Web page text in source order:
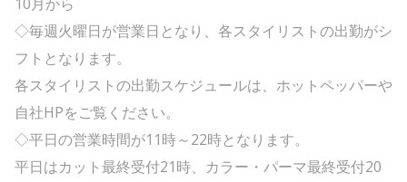
◇毎週火曜日が営業日となり、各スタイリストの出勤がシ
フトとなります。
各スタイリストの出勤スケジュールは、ホットペッパーや
自社HPをご覧ください。
◇平日の営業時間が11時～22時となります。
平日はカット最終受付21時、カラー・パーマ最終受付20